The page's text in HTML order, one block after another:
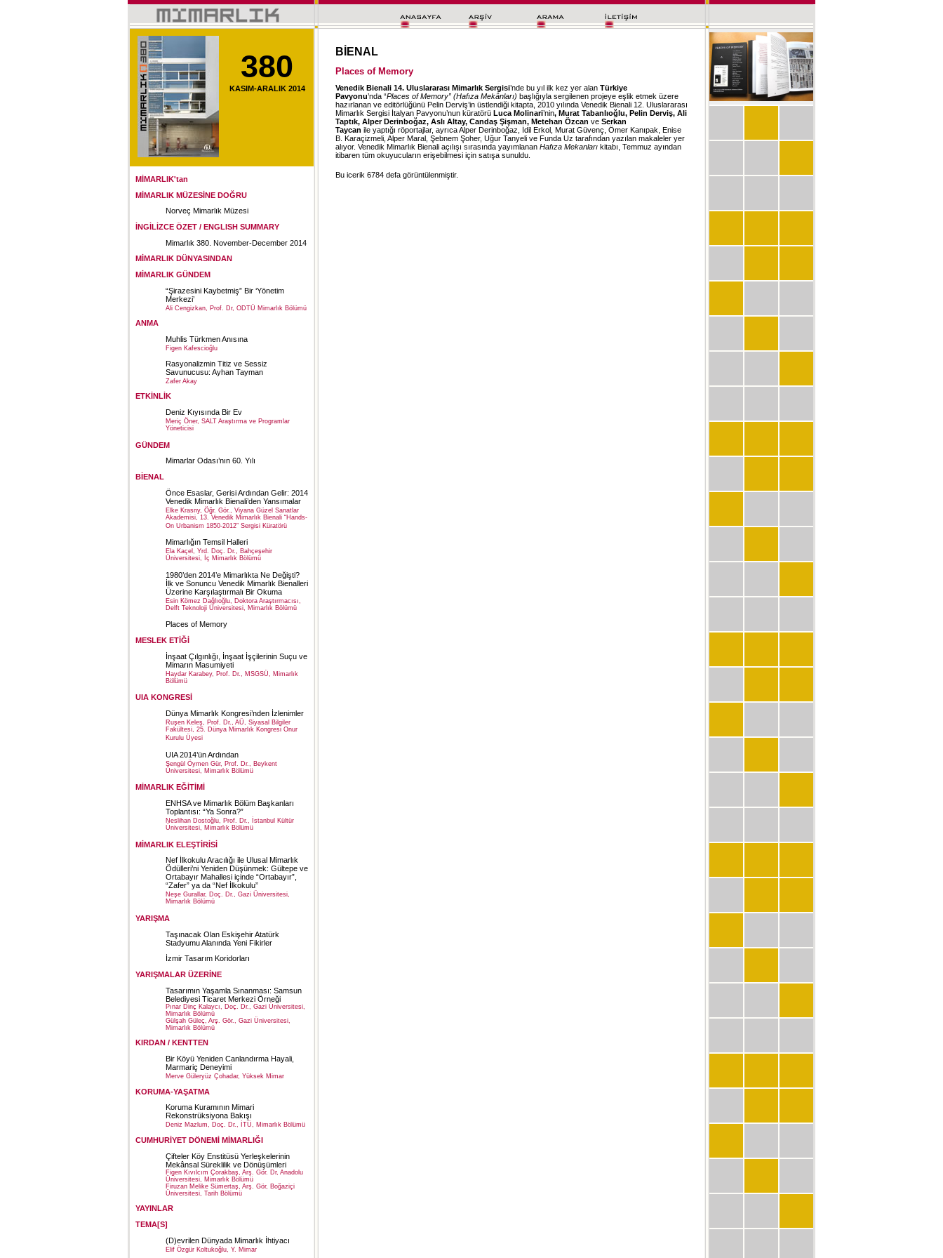
380
KASIM-ARALIK 2014
MİMARLIK'tan
MİMARLIK MÜZESİNE DOĞRU
Norveç Mimarlık Müzesi
İNGİLİZCE ÖZET / ENGLISH SUMMARY
Mimarlık 380. November-December 2014
MİMARLIK DÜNYASINDAN
MİMARLIK GÜNDEM
“Şirazesini Kaybetmiş” Bir ‘Yönetim
Merkezi’
Ali Cengizkan, Prof. Dr, ODTÜ Mimarlık Bölümü
ANMA
Muhlis Türkmen Anısına
Figen Kafescioğlu
Rasyonalizmin Titiz ve Sessiz
Savunucusu: Ayhan Tayman
Zafer Akay
ETKİNLİK
Deniz Kıyısında Bir Ev
Meriç Öner, SALT Araştırma ve Programlar
Yöneticisi
GÜNDEM
Mimarlar Odası’nın 60. Yılı
BİENAL
Önce Esaslar, Gerisi Ardından Gelir: 2014
Venedik Mimarlık Bienali’den Yansımalar
Elke Krasny, Öğr. Gör., Viyana Güzel Sanatlar
Akademisi, 13. Venedik Mimarlık Bienali “Hands-
On Urbanism 1850-2012” Sergisi Küratörü
Mimarlığın Temsil Halleri
Ela Kaçel, Yrd. Doç. Dr., Bahçeşehir
Üniversitesi, İç Mimarlık Bölümü
1980’den 2014’e Mimarlıkta Ne Değişti?
İlk ve Sonuncu Venedik Mimarlık Bienalleri
Üzerine Karşılaştırmalı Bir Okuma
Esin Kömez Dağlıoğlu, Doktora Araştırmacısı,
Delft Teknoloji Üniversitesi, Mimarlık Bölümü
Places of Memory
MESLEK ETİĞİ
İnşaat Çılgınlığı, İnşaat İşçilerinin Suçu ve
Mimarın Masumiyeti
Haydar Karabey, Prof. Dr., MSGSÜ, Mimarlık
Bölümü
UIA KONGRESİ
Dünya Mimarlık Kongresi’nden İzlenimler
Ruşen Keleş, Prof. Dr., AÜ, Siyasal Bilgiler
Fakültesi, 25. Dünya Mimarlık Kongresi Onur
Kurulu Üyesi
UIA 2014’ün Ardından
Şengül Öymen Gür, Prof. Dr., Beykent
Üniversitesi, Mimarlık Bölümü
MİMARLIK EĞİTİMİ
ENHSA ve Mimarlık Bölüm Başkanları
Toplantısı: “Ya Sonra?”
Neslihan Dostoğlu, Prof. Dr., İstanbul Kültür
Üniversitesi, Mimarlık Bölümü
MİMARLIK ELEŞTİRİSİ
Nef İlkokulu Aracılığı ile Ulusal Mimarlık
Ödülleri’ni Yeniden Düşünmek: Gültepe ve
Ortabayır Mahallesi içinde “Ortabayır”,
“Zafer” ya da “Nef İlkokulu”
Neşe Gurallar, Doç. Dr., Gazi Üniversitesi,
Mimarlık Bölümü
YARIŞMA
Taşınacak Olan Eskişehir Atatürk
Stadyumu Alanında Yeni Fikirler
İzmir Tasarım Koridorları
YARIŞMALAR ÜZERİNE
Tasarımın Yaşamla Sınanması: Samsun
Belediyesi Ticaret Merkezi Örneği
Pınar Dinç Kalaycı, Doç. Dr., Gazi Üniversitesi,
Mimarlık Bölümü
Gülşah Güleç, Arş. Gör., Gazi Üniversitesi,
Mimarlık Bölümü
KIRDAN / KENTTEN
Bir Köyü Yeniden Canlandırma Hayali,
Marmariç Deneyimi
Merve Güleryüz Çohadar, Yüksek Mimar
KORUMA-YAŞATMA
Koruma Kuramının Mimari
Rekonstrüksiyona Bakışı
Deniz Mazlum, Doç. Dr., İTÜ, Mimarlık Bölümü
CUMHURİYET DÖNEMİ MİMARLIĞI
Çifteler Köy Enstitüsü Yerleşkelerinin
Mekânsal Süreklilik ve Dönüşümleri
Figen Kıvılcım Çorakbaş, Arş. Gör. Dr, Anadolu
Üniversitesi, Mimarlık Bölümü
Firuzan Melike Sümertaş, Arş. Gör, Boğaziçi
Üniversitesi, Tarih Bölümü
YAYINLAR
TEMA[S]
(D)evrilen Dünyada Mimarlık İhtiyacı
Elif Özgür Koltukoğlu, Y. Mimar
BİENAL
Places of Memory
Venedik Bienali 14. Uluslararası Mimarlık Sergisi’nde bu yıl ilk kez yer alan Türkiye
Pavyonu’nda “Places of Memory” (Hafıza Mekânları) başlığıyla sergilenen projeye eşlik etmek üzere
hazırlanan ve editörlüğünü Pelin Derviş’in üstlendiği kitapta, 2010 yılında Venedik Bienali 12. Uluslararası
Mimarlık Sergisi İtalyan Pavyonu’nun küratörü Luca Molinari’nin, Murat Tabanlıoğlu, Pelin Derviş, Ali
Taptık, Alper Derinboğaz, Aslı Altay, Candaş Şişman, Metehan Özcan ve Serkan
Taycan ile yaptığı röportajlar, ayrıca Alper Derinboğaz, İdil Erkol, Murat Güvenç, Ömer Kanıpak, Enise
B. Karaçizmeli, Alper Maral, Şebnem Şoher, Uğur Tanyeli ve Funda Uz tarafından yazılan makaleler yer
alıyor. Venedik Mimarlık Bienali açılışı sırasında yayımlanan Hafıza Mekanları kitabı, Temmuz ayından
itibaren tüm okuyucuların erişebilmesi için satışa sunuldu.
Bu icerik 6784 defa görüntülenmiştir.